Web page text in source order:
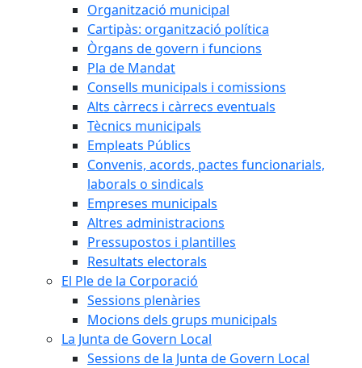
Organització municipal
Cartipàs: organització política
Òrgans de govern i funcions
Pla de Mandat
Consells municipals i comissions
Alts càrrecs i càrrecs eventuals
Tècnics municipals
Empleats Públics
Convenis, acords, pactes funcionarials,
laborals o sindicals
Empreses municipals
Altres administracions
Pressupostos i plantilles
Resultats electorals
El Ple de la Corporació
Sessions plenàries
Mocions dels grups municipals
La Junta de Govern Local
Sessions de la Junta de Govern Local